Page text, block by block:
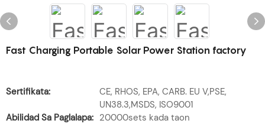
Fast Charging Portable Solar Power Station factory
Sertifikata:
CE, RHOS, EPA, CARB. EU V,PSE,
UN38.3,MSDS, ISO9001
Abilidad Sa Paglalapa: 20000sets kada taon